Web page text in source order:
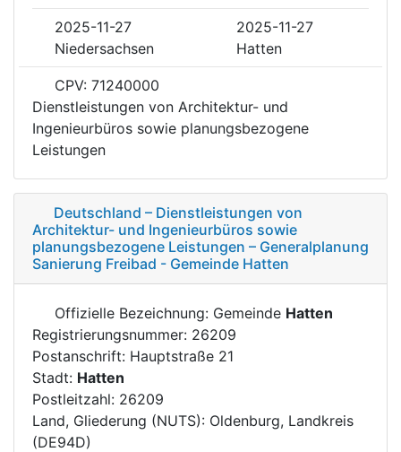
2025-11-27
2025-11-27
Niedersachsen
Hatten
CPV: 71240000
Dienstleistungen von Architektur- und
Ingenieurbüros sowie planungsbezogene
Leistungen
Deutschland – Dienstleistungen von
Architektur- und Ingenieurbüros sowie
planungsbezogene Leistungen – Generalplanung
Sanierung Freibad - Gemeinde Hatten
Offizielle Bezeichnung: Gemeinde Hatten
Registrierungsnummer: 26209
Postanschrift: Hauptstraße 21
Stadt: Hatten
Postleitzahl: 26209
Land, Gliederung (NUTS): Oldenburg, Landkreis
(DE94D)